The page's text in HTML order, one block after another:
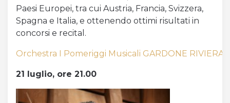
Paesi Europei, tra cui Austria, Francia, Svizzera,
Spagna e Italia, e ottenendo ottimi risultati in
concorsi e recital.
Orchestra I Pomeriggi Musicali GARDONE RIVIERA
21 luglio, ore 21.00